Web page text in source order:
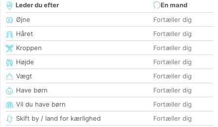
Leder du efter
En mand
Øjne
Fortæller dig
Håret
Fortæller dig
Kroppen
Fortæller dig
Højde
Fortæller dig
Vægt
Fortæller dig
Have børn
Fortæller dig
Vil du have børn
Fortæller dig
Skift by / land for kærlighed
Fortæller dig